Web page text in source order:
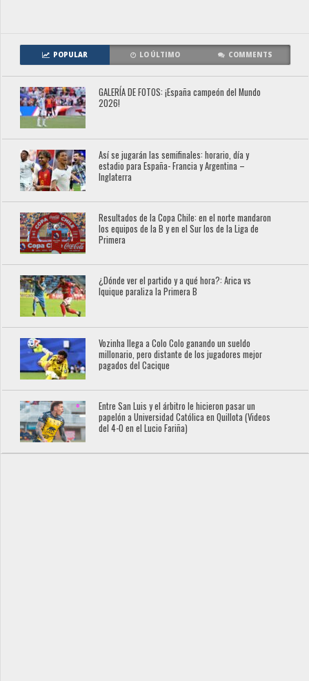
POPULAR LO ÚLTIMO COMMENTS
GALERÍA DE FOTOS: ¡España campeón del Mundo
2026!
Así se jugarán las semifinales: horario, día y
estadio para España- Francia y Argentina –
Inglaterra
Resultados de la Copa Chile: en el norte mandaron
los equipos de la B y en el Sur los de la Liga de
Primera
¿Dónde ver el partido y a qué hora?: Arica vs
Iquique paraliza la Primera B
Vozinha llega a Colo Colo ganando un sueldo
millonario, pero distante de los jugadores mejor
pagados del Cacique
Entre San Luis y el árbitro le hicieron pasar un
papelón a Universidad Católica en Quillota (Videos
del 4-0 en el Lucio Fariña)